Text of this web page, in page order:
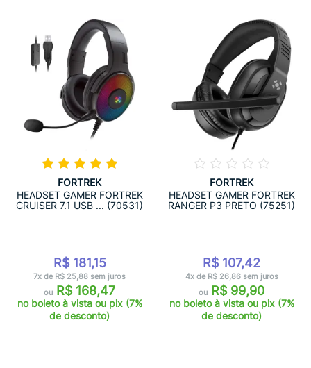
FORTREK
HEADSET GAMER FORTREK
CRUISER 7.1 USB ... (70531)
R$ 181,15
7x de R$ 25,88 sem juros
ou R$ 168,47
no boleto à vista ou pix (7%
de desconto)
FORTREK
HEADSET GAMER FORTREK
RANGER P3 PRETO (75251)
R$ 107,42
4x de R$ 26,86 sem juros
ou R$ 99,90
no boleto à vista ou pix (7%
de desconto)